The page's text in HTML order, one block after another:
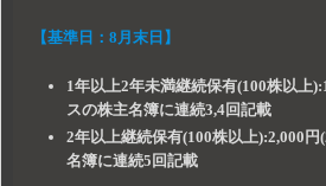
【基準日：8月末日】
1年以上2年未満継続保有(100株以上
スの株主名簿に連続3,4回記載
2年以上継続保有(100株以上):2,000
名簿に連続5回記載